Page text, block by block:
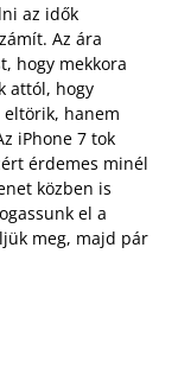
az idők
Az ára
hogy mekkora
attól, hogy
hanem
iPhone 7 tok
érdemes minél
közben is
el a
meg, majd pár